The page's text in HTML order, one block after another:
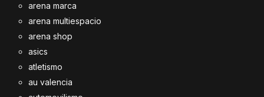
arena marca
arena multiespacio
arena shop
asics
atletismo
au valencia